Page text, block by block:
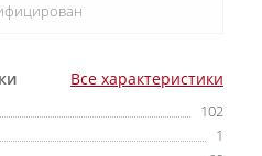
Все характеристики
102
1